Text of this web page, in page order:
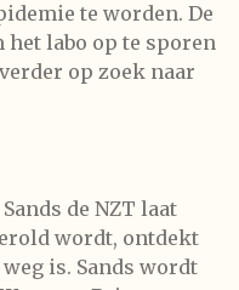
te worden. De
het labo op te sporen
op zoek naar
de NZT laat
wordt, ontdekt
is. Sands wordt